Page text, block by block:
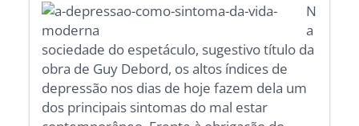
N
a
sociedade do espetáculo, sugestivo título da
obra de Guy Debord, os altos índices de
depressão nos dias de hoje fazem dela um
dos principais sintomas do mal estar